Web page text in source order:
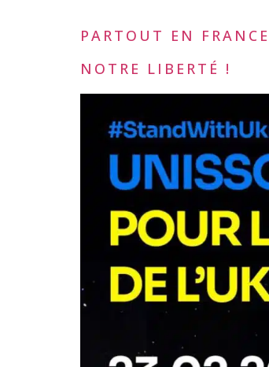
PARTOUT EN
NOTRE LIBERTÉ !